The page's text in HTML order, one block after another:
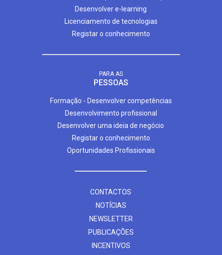
Desenvolver e-learning
Licenciamento de tecnologias
Registar o conhecimento
PARA AS
PESSOAS
Formação - Desenvolver competências
Desenvolvimento profissional
Desenvolver uma ideia de negócio
Registar o conhecimento
Oportunidades Profissionais
CONTACTOS
NOTÍCIAS
NEWSLETTER
PUBLICAÇÕES
INCENTIVOS